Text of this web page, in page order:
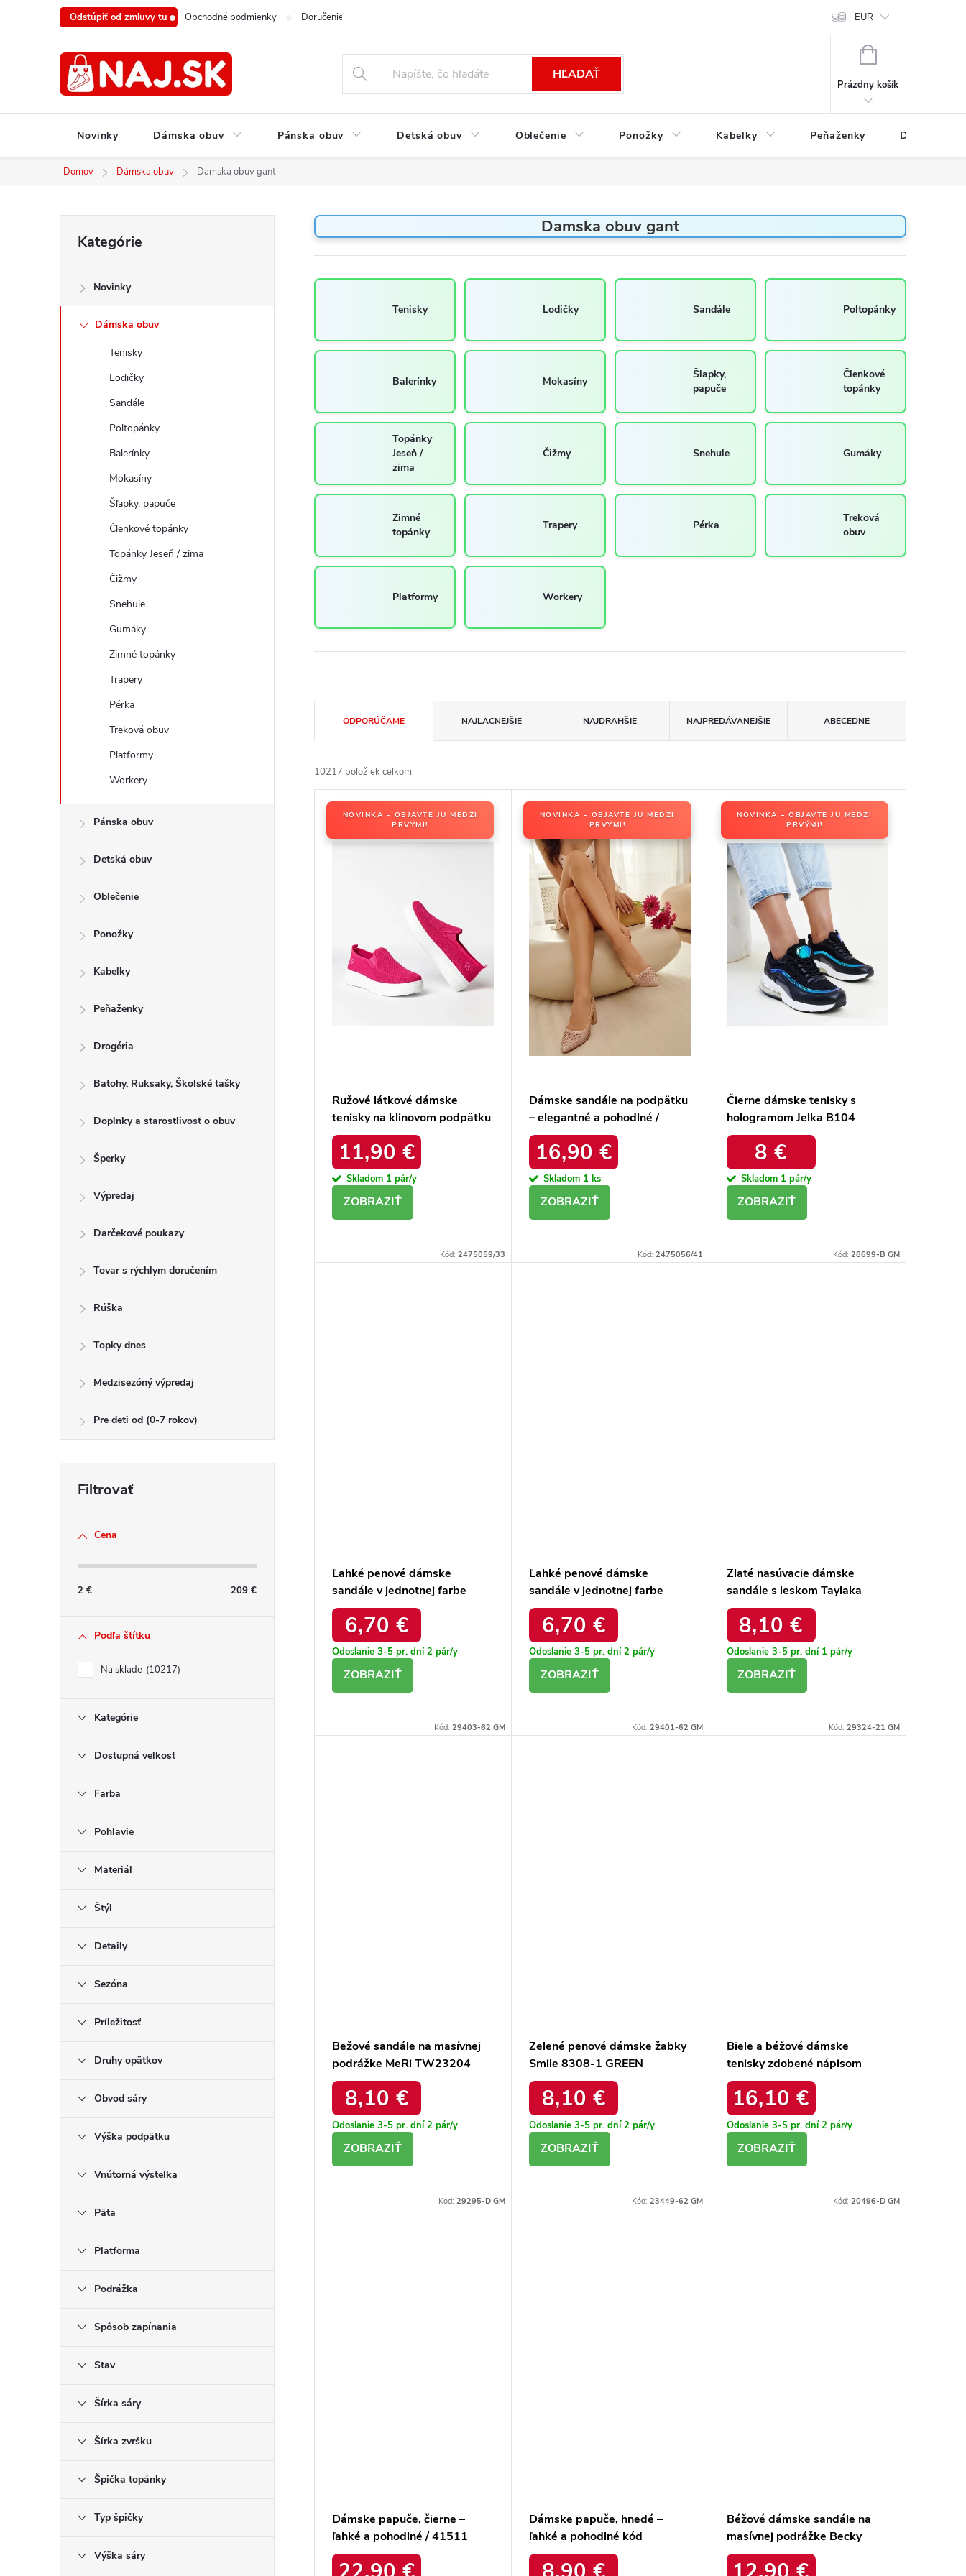
Odstúpiť od zmluvy tu Obchodné podmienky Doručenie a platba Podmienky ochrany osobných údajov
EUR
HĽADAŤ
NÁKUPNÝ
Prázdny košík
Novinky Dámska obuv Pánska obuv Detská obuv Oblečenie Ponožky Kabelky Peňaženky Drogéria
Domov Dámska obuv Damska obuv gant
ý
kategórie
Kategórie
Novinky
Dámska obuv
Tenisky
Lodičky
Sandále
Poltopánky
Balerínky
Mokasíny
Šľapky, papuče
Členkové topánky
Topánky Jeseň / zima
Čižmy
Snehule
Gumáky
Zimné topánky
Trapery
Pérka
Treková obuv
Platformy
Workery
Pánska obuv
Detská obuv
Oblečenie
Ponožky
Kabelky
Peňaženky
Drogéria
Batohy, Ruksaky, Školské tašky
Doplnky a starostlivosť o obuv
Šperky
Výpredaj
Darčekové poukazy
Tovar s rýchlym doručením
Rúška
Topky dnes
Medzisezóný výpredaj
Pre deti od (0-7 rokov)
Cena
2 € 209 €
Podľa štítku
Na sklade 10217
Kategórie
Dostupná veľkosť
Farba
Pohlavie
Materiál
Štýl
Detaily
Sezóna
Príležitosť
Druhy opätkov
Obvod sáry
Výška podpätku
Vnútorná výstelka
Päta
Platforma
Podrážka
Spôsob zapínania
Stav
Šírka sáry
Šírka zvršku
Špička topánky
Typ špičky
Výška sáry
Damska obuv gant
Tenisky Lodičky Sandále Poltopánky
Balerínky Mokasíny
Šľapky,
papuče
Členkové
topánky
Topánky
Jeseň /
zima
Čižmy Snehule Gumáky
Zimné
topánky
Trapery Pérka
Treková
obuv
Platformy Workery
e
n
ODPORÚČAME NAJLACNEJŠIE NAJDRAHŠIE NAJPREDÁVANEJŠIE ABECEDNE
10217 položiek celkom
NOVINKA – OBJAVTE JU MEDZI
PRVÝMI!
Ružové látkové dámske
tenisky na klinovom podpätku
Céleste 2816 ROSE RED
11,90 €
Skladom 1 pár/y
Kód:2475059/33
NOVINKA – OBJAVTE JU MEDZI
PRVÝMI!
Dámske sandále na podpätku
– elegantné a pohodlné /
DM838-15 CHAMPAGNE
16,90 €
Skladom 1 ks
Kód: 2475056/41
NOVINKA – OBJAVTE JU MEDZI
PRVÝMI!
Čierne dámske tenisky s
hologramom Jelka B104
BLACK/NOIR
8 €
Skladom 1 pár/y
Kód: 28699-B GM
Ľahké penové dámske
sandále v jednotnej farbe
Azewda 912 GREEN
6,70 €
Odoslanie 3-5 pr. dní2 pár/y
Kód:29403-62 GM
Ľahké penové dámske
sandále v jednotnej farbe
Azewda 912 WHITE
6,70 €
Odoslanie 3-5 pr. dní2 pár/y
Kód: 29401-62 GM
Zlaté nasúvacie dámske
sandále s leskom Taylaka
TW23087 LT.GOLD
8,10 €
Odoslanie 3-5 pr. dní 1 pár/y
Kód: 29324-21 GM
Bežové sandále na masívnej
podrážke MeRi TW23204
Béžové 38 - GM
8,10 €
Odoslanie 3-5 pr. dní2 pár/y
Kód:29295-D GM
Zelené penové dámske žabky
Smile 8308-1 GREEN
8,10 €
Odoslanie 3-5 pr. dní2 pár/y
Kód: 23449-62 GM
Biele a béžové dámske
tenisky zdobené nápisom
Nora 2081 BEIGE
16,10 €
Odoslanie 3-5 pr. dní2 pár/y
Kód: 20496-D GM
Dámske papuče, čierne –
ľahké a pohodlné / 41511
CZARNY
Dámske papuče, hnedé –
ľahké a pohodlné kód
24SD97-4878 BROWN
Béžové dámske sandále na
masívnej podrážke Becky
6343-2 BEIGE